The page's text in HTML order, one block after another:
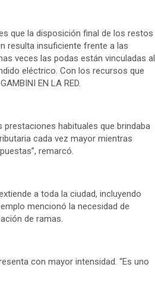
que la disposición final de los restos
resulta insuficiente frente a las
veces las podas están vinculadas al
eléctrico. Con los recursos que
EN LA RED.
habituales que brindaba
cada vez mayor mientras
remarcó.
a toda la ciudad, incluyendo
mencionó la necesidad de
de ramas.
con mayor intensidad. “Es uno